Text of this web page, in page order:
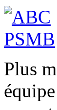
Plus